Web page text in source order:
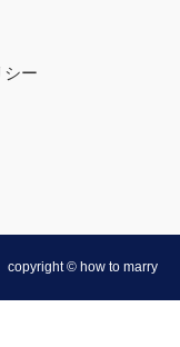
シー
copyright © how to marry